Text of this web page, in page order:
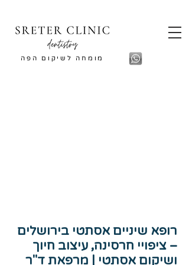
מומחה לשיקום הפה
רופא שיניים אסתטי בירושלים
– ציפויי חרסינה, עיצוב חיוך
ושיקום אסתטי | מרפאת ד"ר